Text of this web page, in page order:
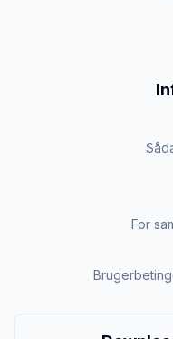
For